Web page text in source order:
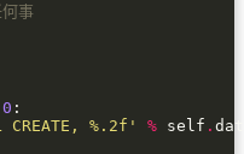
事
0
CREATE, %.2f ' % self .